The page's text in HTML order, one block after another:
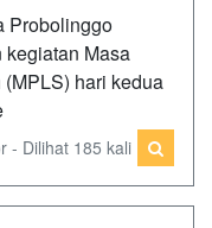
Probolinggo
Masa
hari kedua
- Dilihat 185 kali